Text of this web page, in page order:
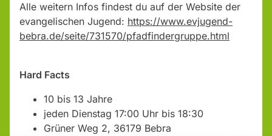
Alle weitern Infos findest du auf der Website der
evangelischen Jugend: https://www.evjugend-
bebra.de/seite/731570/pfadfindergruppe.html
Hard Facts
10 bis 13 Jahre
jeden Dienstag 17:00 Uhr bis 18:30
Grüner Weg 2, 36179 Bebra